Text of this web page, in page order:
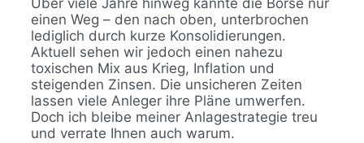
Über viele Jahre hinweg kannte die Börse nur
einen Weg – den nach oben, unterbrochen
lediglich durch kurze Konsolidierungen.
Aktuell sehen wir jedoch einen nahezu
toxischen Mix aus Krieg, Inflation und
steigenden Zinsen. Die unsicheren Zeiten
lassen viele Anleger ihre Pläne umwerfen.
Doch ich bleibe meiner Anlagestrategie treu
und verrate Ihnen auch warum.